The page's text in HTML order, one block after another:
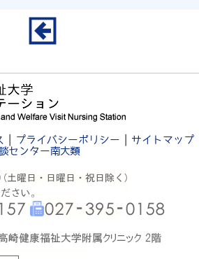
プライバシーポリシー サイトマップ
センター南大類